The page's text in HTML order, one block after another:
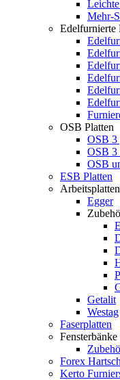
Mehr-
Edelfurnierte
OSB Platten
OSB 3
OSB 3
OSB
ESB Platten
Arbeitsplatten
Egger
Getalit
Westag
Faserplatten
Fensterbänke
Forex
Kerto